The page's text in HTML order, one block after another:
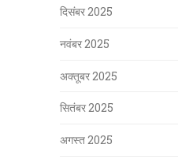
दिसंबर 2025
नवंबर 2025
अक्तूबर 2025
सितंबर 2025
अगस्त 2025